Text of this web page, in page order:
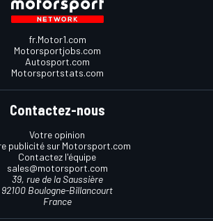
fr.Motor1.com
Motorsportjobs.com
Autosport.com
Motorsportstats.com
Contactez-nous
Votre opinion
publicité sur Motorsport.com
Contactez l'équipe
sales@motorsport.com
39, rue de la Saussière
92100 Boulogne-Billancourt
France